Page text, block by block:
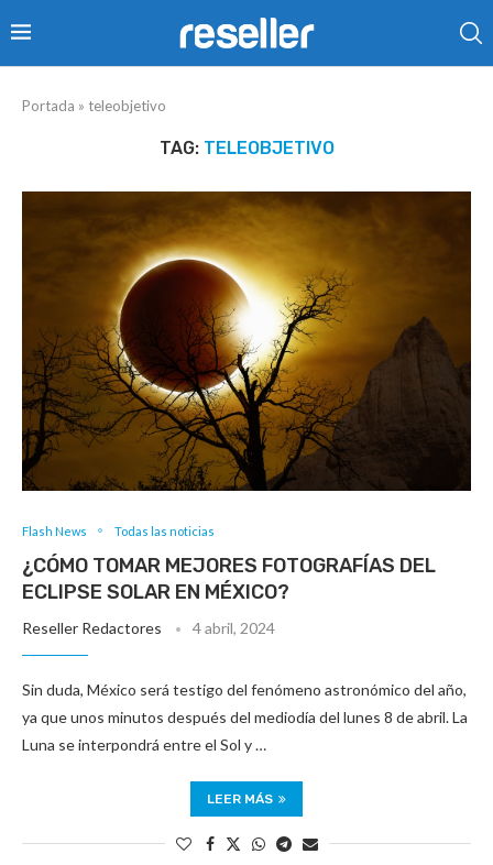
Portada » teleobjetivo
TAG: TELEOBJETIVO
Flash News Todas las noticias
¿CÓMO TOMAR MEJORES FOTOGRAFÍAS DEL
ECLIPSE SOLAR EN MÉXICO?
Reseller Redactores 4 abril, 2024
Sin duda, México será testigo del fenómeno astronómico del año,
ya que unos minutos después del mediodía del lunes 8 de abril. La
Luna se interpondrá entre el Sol y …
LEER MÁS